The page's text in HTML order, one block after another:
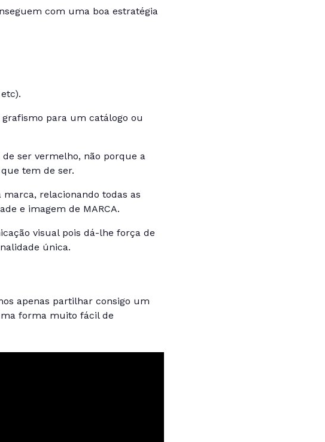
com uma boa estratégia
para um catálogo ou
ser vermelho, não porque a
tem de ser.
relacionando todas as
e imagem de MARCA.
visual pois dá-lhe força de
única.
apenas partilhar consigo um
forma muito fácil de